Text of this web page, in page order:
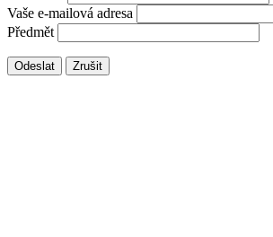
Vaše e-mailová adresa
Předmět
Odeslat Zrušit